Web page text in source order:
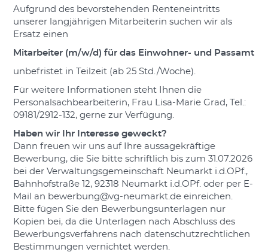
Aufgrund des bevorstehenden Renteneintritts
unserer langjährigen Mitarbeiterin suchen wir als
Ersatz einen
Mitarbeiter (m/w/d) für das Einwohner- und Passamt
unbefristet in Teilzeit (ab 25 Std./Woche).
Für weitere Informationen steht Ihnen die
Personalsachbearbeiterin, Frau Lisa-Marie Grad, Tel.:
09181/2912-132, gerne zur Verfügung.
Haben wir Ihr Interesse geweckt?
Dann freuen wir uns auf Ihre aussagekräftige
Bewerbung, die Sie bitte schriftlich bis zum 31.07.2026
bei der Verwaltungsgemeinschaft Neumarkt i.d.OPf.,
Bahnhofstraße 12, 92318 Neumarkt i.d.OPf. oder per E-
Mail an bewerbung@vg-neumarkt.de einreichen.
Bitte fügen Sie den Bewerbungsunterlagen nur
Kopien bei, da die Unterlagen nach Abschluss des
Bewerbungsverfahrens nach datenschutzrechtlichen
Bestimmungen vernichtet werden.